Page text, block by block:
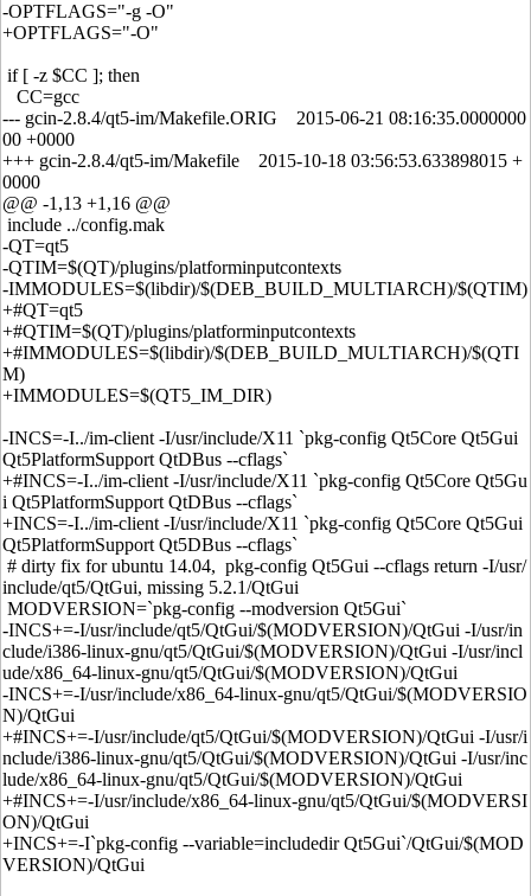
-OPTFLAGS="-g -O"
+OPTFLAGS="-O"
if [ -z $CC ]; then
CC=gcc
--- gcin-2.8.4/qt5-im/Makefile.ORIG 2015-06-21 08:16:35.0000000
00 +0000
+++ gcin-2.8.4/qt5-im/Makefile 2015-10-18 03:56:53.633898015 +
0000
@@ -1,13 +1,16 @@
include ../config.mak
-QT=qt5
-QTIM=$(QT)/plugins/platforminputcontexts
-IMMODULES=$(libdir)/$(DEB_BUILD_MULTIARCH)/$(QTIM)
+#QT=qt5
+#QTIM=$(QT)/plugins/platforminputcontexts
+#IMMODULES=$(libdir)/$(DEB_BUILD_MULTIARCH)/$(QTI
M)
+IMMODULES=$(QT5_IM_DIR)
-INCS=-I../im-client -I/usr/include/X11 `pkg-config Qt5Core Qt5Gui
Qt5PlatformSupport QtDBus --cflags`
+#INCS=-I../im-client -I/usr/include/X11 `pkg-config Qt5Core Qt5Gu
i Qt5PlatformSupport QtDBus --cflags`
+INCS=-I../im-client -I/usr/include/X11 `pkg-config Qt5Core Qt5Gui
Qt5PlatformSupport Qt5DBus --cflags`
# dirty fix for ubuntu 14.04, pkg-config Qt5Gui --cflags return -I/usr/
include/qt5/QtGui, missing 5.2.1/QtGui
MODVERSION=`pkg-config --modversion Qt5Gui`
-INCS+=-I/usr/include/qt5/QtGui/$(MODVERSION)/QtGui -I/usr/in
clude/i386-linux-gnu/qt5/QtGui/$(MODVERSION)/QtGui -I/usr/incl
ude/x86_64-linux-gnu/qt5/QtGui/$(MODVERSION)/QtGui
-INCS+=-I/usr/include/x86_64-linux-gnu/qt5/QtGui/$(MODVERSIO
N)/QtGui
+#INCS+=-I/usr/include/qt5/QtGui/$(MODVERSION)/QtGui -I/usr/i
nclude/i386-linux-gnu/qt5/QtGui/$(MODVERSION)/QtGui -I/usr/inc
lude/x86_64-linux-gnu/qt5/QtGui/$(MODVERSION)/QtGui
+#INCS+=-I/usr/include/x86_64-linux-gnu/qt5/QtGui/$(MODVERSI
ON)/QtGui
+INCS+=-I`pkg-config --variable=includedir Qt5Gui`/QtGui/$(MOD
VERSION)/QtGui